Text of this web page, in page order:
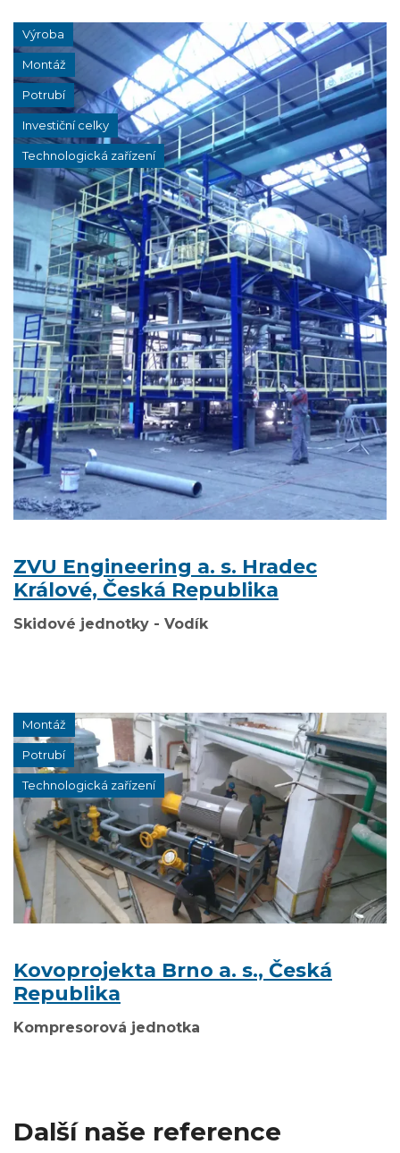
Výroba
Montáž
Potrubí
Investiční celky
Technologická zařízení
ZVU Engineering a. s. Hradec
Králové, Česká Republika
Skidové jednotky - Vodík
Montáž
Potrubí
Technologická zařízení
Kovoprojekta Brno a. s., Česká
Republika
Kompresorová jednotka
Další naše reference